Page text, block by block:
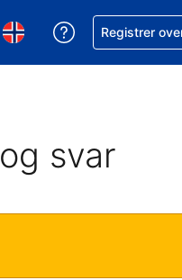
Du har valgt Norsk
Velg språk. Du har valgt
Få hjelp med
Registrer
svar